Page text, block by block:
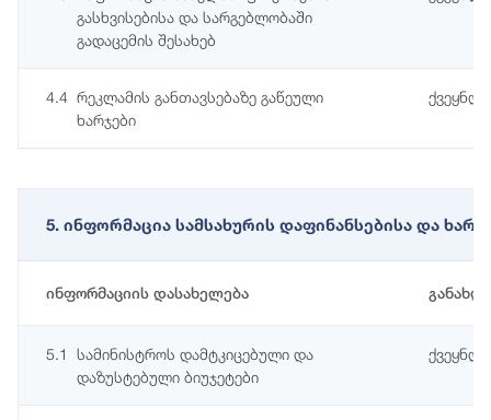
გასხვისებისა და სარგებლობაში
გადაცემის შესახებ
4.4 რეკლამის განთავსებაზე გაწეული
ხარჯები
5. ინფორმაცია სამსახურის დაფინანსებისა და
ინფორმაციის დასახელება
5.1
სამინისტროს დამტკიცებული და
დაზუსტებული ბიუჯეტები